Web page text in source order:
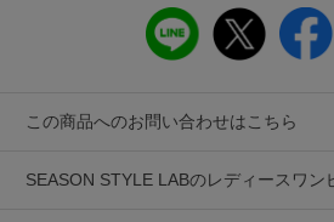
この商品へのお問い合わせはこちら
SEASON STYLE LABのレディースワン